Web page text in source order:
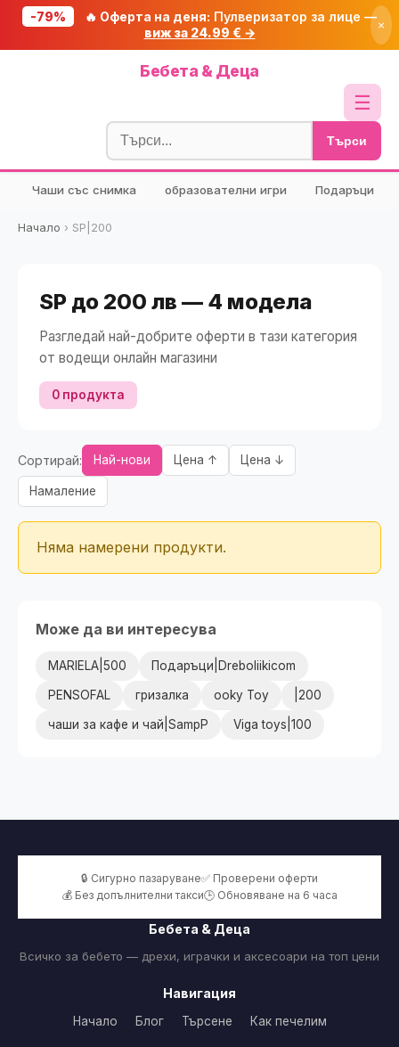
-79% 🔥 Оферта на деня: Пулверизатор за лице —
виж за 24.99 € →
×
Бебета & Деца
☰
Блог
🧮 Калкулатори
🔍 Намери продукт
Търси
Чаши със снимка образователни игри Подаръци
Начало › SP|200
SP до 200 лв — 4 модела
Разгледай най-добрите оферти в тази категория
от водещи онлайн магазини
0 продукта
Сортирай: Най-нови Цена ↑ Цена ↓
Намаление
Няма намерени продукти.
Може да ви интересува
MARIELA|500 Подаръци|Dreboliikicom
PENSOFAL гризалка ooky Toy |200
чаши за кафе и чай|SampP Viga toys|100
🔒 Сигурно пазаруване✅ Проверени оферти
💰 Без допълнителни такси🕒 Обновяване на 6 часа
Бебета & Деца
Всичко за бебето — дрехи, играчки и аксесоари на топ цени
Навигация
Начало Блог Търсене Как печелим